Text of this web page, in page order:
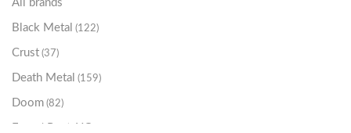
All brands
Black Metal (122)
Crust (37)
Death Metal (159)
Doom (82)